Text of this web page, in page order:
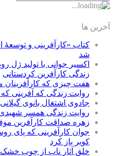
آخرین ها
کتاب «کارآفرینی و توسعۀ
شد
اکسیر جوانی با تولید
زندگی کارآفرین کردستانی
هفت چیزی که کارآفرینان
روایت زندگی که آفرینی
جادوی اشتغال بانوی
روایت زندگی همسر
زهره صداقت کارآفرین
جوان کارآفرینی که پای
کویر باز کرد
خلق آثار ناب از چوب خشک